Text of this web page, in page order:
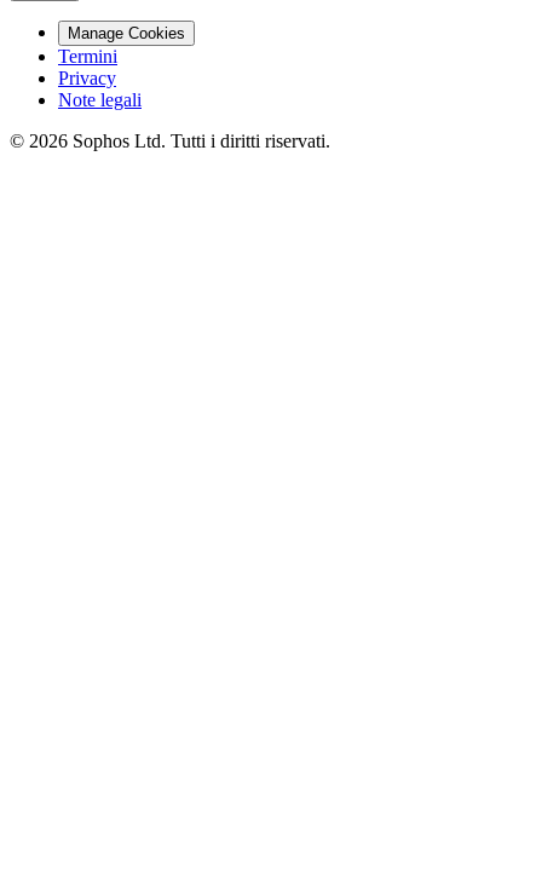
Manage Cookies
Termini
Privacy
Note legali
© 2026 Sophos Ltd. Tutti i diritti riservati.